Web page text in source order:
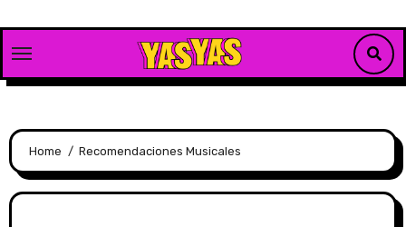
content
Home Recomendaciones Musicales